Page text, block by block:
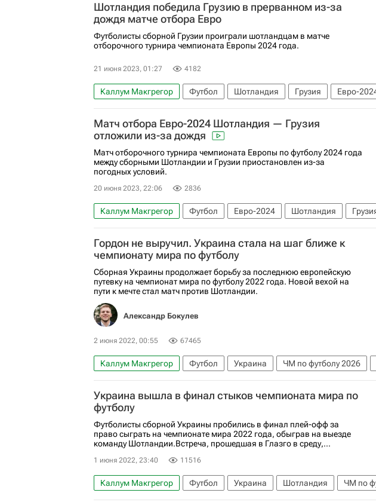
Шотландия победила Грузию в прерванном из-за
дождя матче отбора Евро
Футболисты сборной Грузии проиграли шотландцам в матче
отборочного турнира чемпионата Европы 2024 года.
21 июня 2023, 01:27 4182
Каллум Макгрегор Футбол Шотландия Грузия Евро-
Матч отбора Евро-2024 Шотландия — Грузия
отложили из-за дождя
Матч отборочного турнира чемпионата Европы по футболу 2024 года
между сборными Шотландии и Грузии приостановлен из-за
погодных условий.
20 июня 2023, 22:06 2836
Каллум Макгрегор Футбол Евро-2024 Шотландия
Гордон не выручил. Украина стала на шаг ближе к
чемпионату мира по футболу
Сборная Украины продолжает борьбу за последнюю европейскую
путевку на чемпионат мира по футболу 2022 года. Новой вехой на
пути к мечте стал матч против Шотландии.
Александр Бокулев
2 июня 2022, 00:55 67465
Каллум Макгрегор Футбол Украина ЧМ по футболу 2026
Александр Зинченко
Роман Яремчук Андрей Ярмоленко
Георгий Бущан
Авторы РИА Новости Спорт
Украина вышла в финал стыков чемпионата мира по
футболу
Футболисты сборной Украины пробились в финал плей-офф за
право сыграть на чемпионате мира 2022 года, обыграв на выезде
команду Шотландии.Встреча, прошедшая в Глазго в среду,...
1 июня 2022, 23:40 11516
Каллум Макгрегор Футбол Украина Шотландия
ЧМ по